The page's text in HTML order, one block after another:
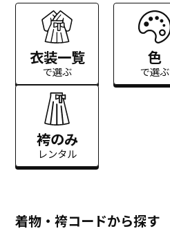
衣装一覧
で選ぶ
色
で選ぶ
袴のみ
レンタル
着物・袴コードから探す